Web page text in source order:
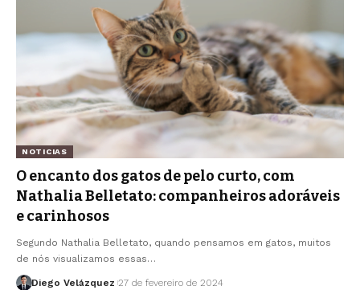
NOTICIAS
O encanto dos gatos de pelo curto, com
Nathalia Belletato: companheiros adoráveis
e carinhosos
Segundo Nathalia Belletato, quando pensamos em gatos, muitos
de nós visualizamos essas…
Diego Velázquez 27 de fevereiro de 2024